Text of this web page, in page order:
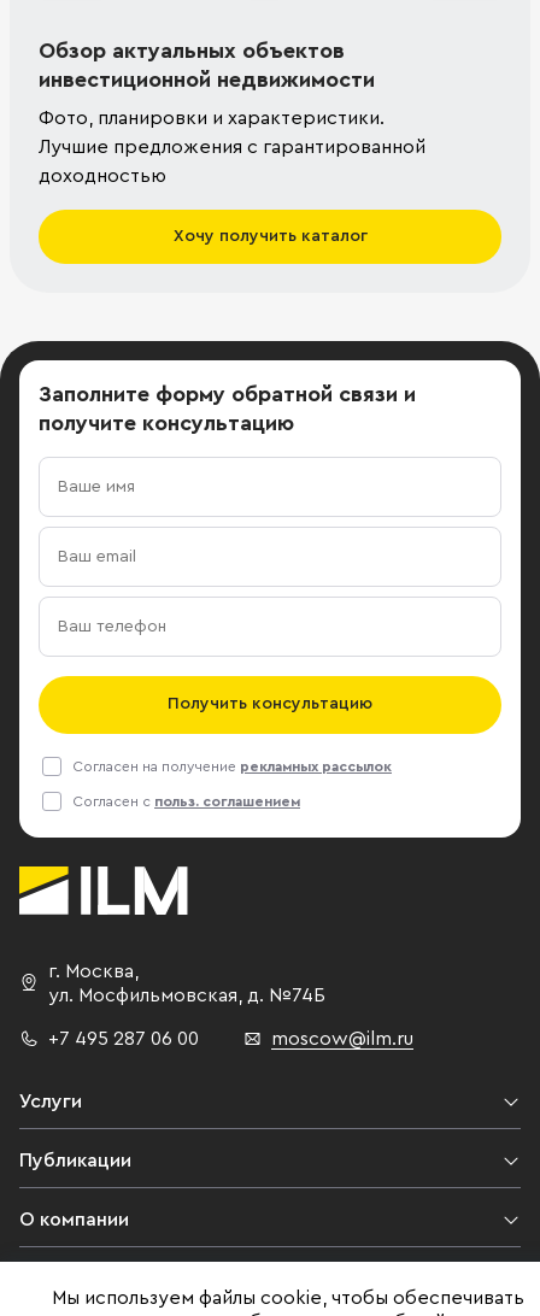
Обзор актуальных объектов
инвестиционной недвижимости
Фото, планировки и характеристики.
Лучшие предложения с гарантированной
доходностью
Хочу получить каталог
Заполните форму обратной связи и
получите консультацию
Получить консультацию
Согласен на получение рекламных рассылок
Согласен с польз. соглашением
г. Москва
ул. Мосфильмовская,
д. №74Б
+7 495 287 06 00 moscow@ilm.ru
Услуги
Публикации
О компании
Мы используем файлы cookie, чтобы обеспечивать